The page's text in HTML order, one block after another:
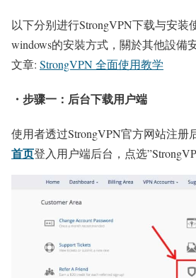
以下分别进行StrongVPN下载与安装
windows的安裝方式，關於其他設備
文章: StrongVPN 全面使用教学
・步骤一：后台下载用户端
使用者透过StrongVPN官方网站注册
首页登入用户端后台，点选